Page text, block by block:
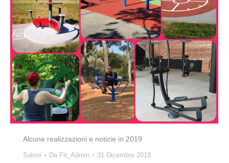
Alcune realizzazioni e notizie in 2019
Saloni Da Fit_Admin 31 Dicembre 2019